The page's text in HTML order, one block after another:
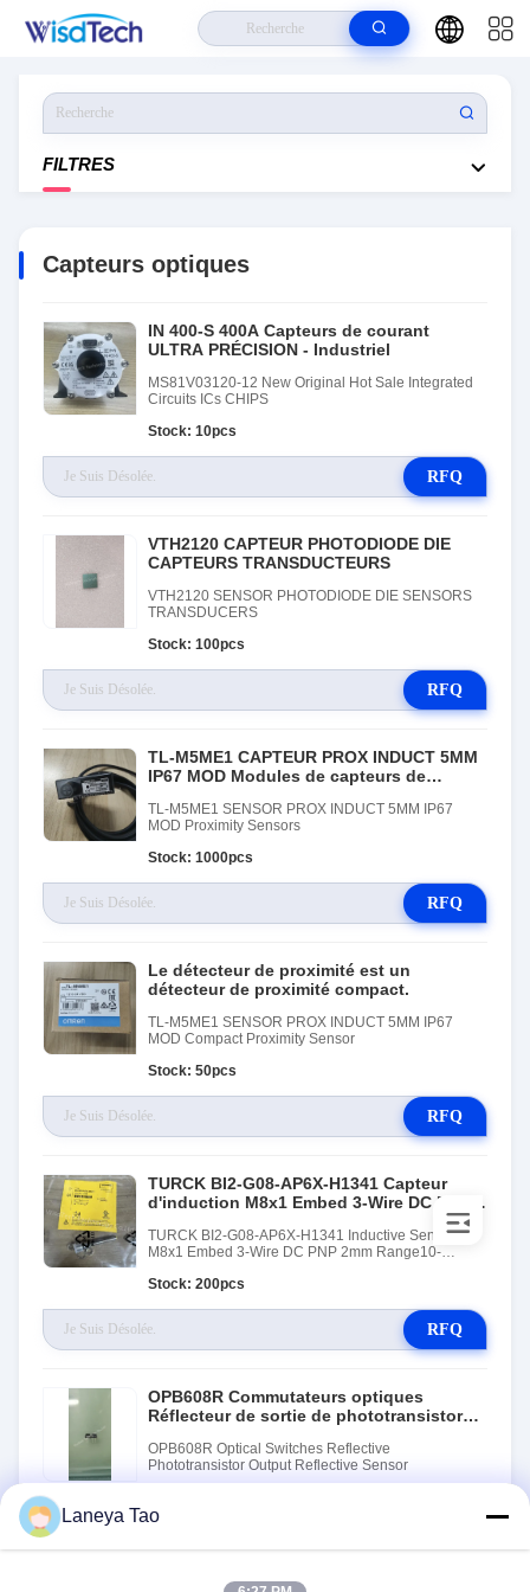
FILTRES
Capteurs optiques
IN 400-S 400A Capteurs de courant
ULTRA PRÉCISION - Industriel
MS81V03120-12 New Original Hot Sale Integrated
Circuits ICs CHIPS
Stock: 10pcs
RFQ
VTH2120 CAPTEUR PHOTODIODE DIE
CAPTEURS TRANSDUCTEURS
VTH2120 SENSOR PHOTODIODE DIE SENSORS
TRANSDUCERS
Stock: 100pcs
RFQ
TL-M5ME1 CAPTEUR PROX INDUCT 5MM
IP67 MOD Modules de capteurs de
TL-M5ME1 SENSOR PROX INDUCT 5MM IP67
MOD Proximity Sensors
Stock: 1000pcs
RFQ
Le détecteur de proximité est un
détecteur de proximité compact.
TL-M5ME1 SENSOR PROX INDUCT 5MM IP67
MOD Compact Proximity Sensor
Stock: 50pcs
RFQ
TURCK BI2-G08-AP6X-H1341 Capteur
d'induction M8x1 Embed 3-Wire DC PNP
2mm Range10-30VDC M12 Homme de
commande
TURCK BI2-G08-AP6X-H1341 Inductive Sensor
M8x1 Embed 3-Wire DC PNP 2mm Range10-
Stock: 200pcs
RFQ
OPB608R Commutateurs optiques
Réflecteur de sortie de phototransistor
OPB608R Optical Switches Reflective
Phototransistor Output Reflective Sensor
Laneya Tao